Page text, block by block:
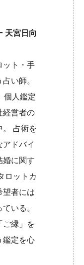
天宮日向
ット・手
い師。
個人鑑定
経営者の
。 占術を
ドバイ
婚に関す
ロットカ
望者には
いる。
ご縁」を
鑑定を心